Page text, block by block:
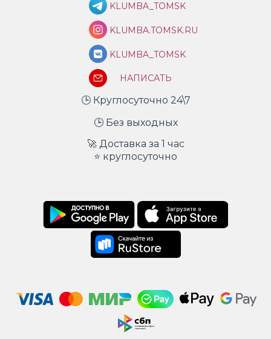
KLUMBA_TOMSK
KLUMBA.TOMSK.RU
KLUMBA_TOMSK
НАПИСАТЬ
🕒 Круглосуточно 24\7
🕒 Без выходных
🚀 Доставка за 1 час
⭐ круглосуточно